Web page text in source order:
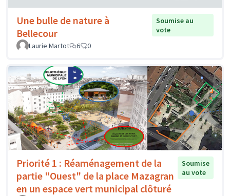
Une bulle de nature à
Bellecour
Soumise au
vote
Laurie Martot
6 0
Priorité 1 : Réaménagement de la
partie "Ouest" de la place Mazagran
en un espace vert municipal clôturé
Soumise
au vote